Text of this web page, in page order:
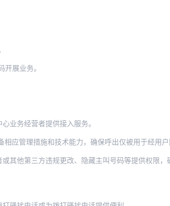
展业务。
业务经营者提供接入服务。
三方违规更改、隐藏主叫号码等提供权限，确保电话